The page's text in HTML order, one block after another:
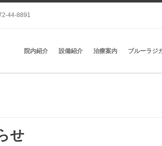
44-8891
院内紹介 設備紹介 治療案内 ブルーラジ
せ